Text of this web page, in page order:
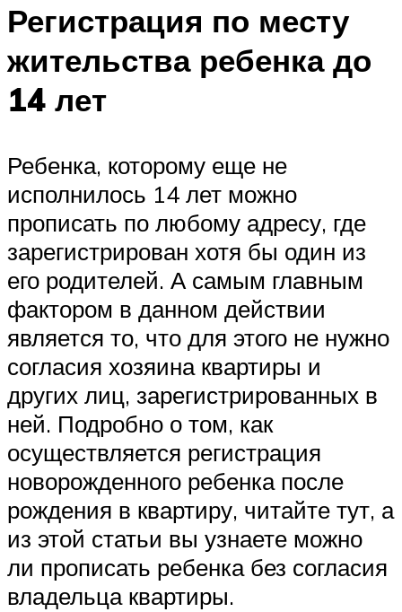
Регистрация по месту
жительства ребенка до
14 лет
Ребенка, которому еще не
исполнилось 14 лет можно
прописать по любому адресу, где
зарегистрирован хотя бы один из
его родителей. А самым главным
фактором в данном действии
является то, что для этого не нужно
согласия хозяина квартиры и
других лиц, зарегистрированных в
ней. Подробно о том, как
осуществляется регистрация
новорожденного ребенка после
рождения в квартиру, читайте тут, а
из этой статьи вы узнаете можно
ли прописать ребенка без согласия
владельца квартиры.